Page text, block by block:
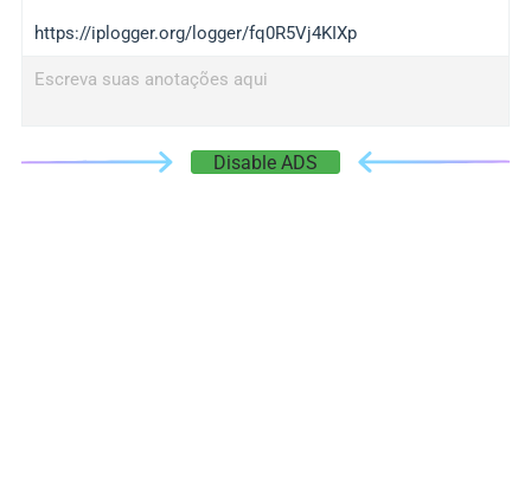
https://iplogger.org/logger/fq0R5Vj4KIXp
Escreva suas anotações aqui
Disable ADS